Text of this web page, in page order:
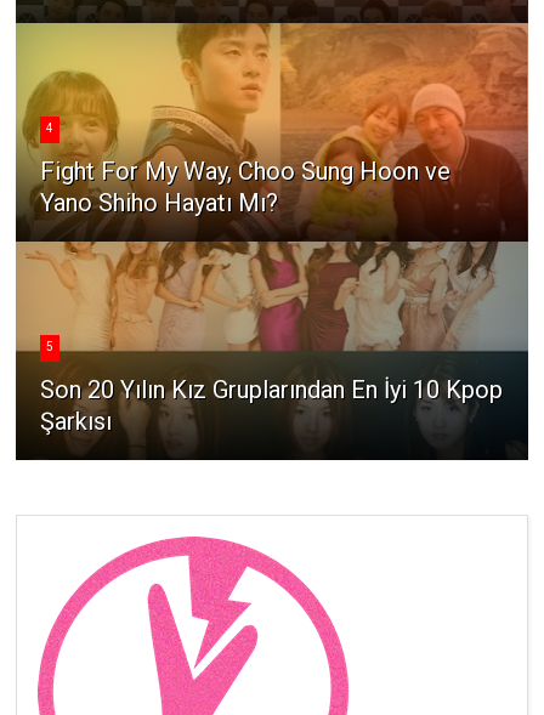
4
Fight For My Way, Choo Sung Hoon ve
Yano Shiho Hayatı Mı?
5
Son 20 Yılın Kız Gruplarından En İyi 10 Kpop
Şarkısı